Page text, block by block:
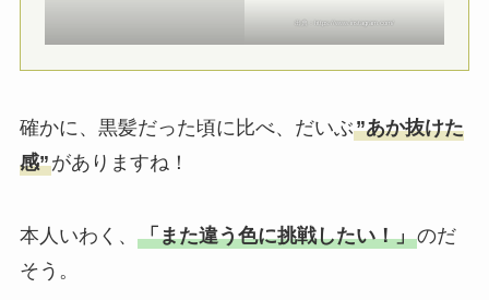
出典：https://www.instagram.com/
確かに、黒髪だった頃に比べ、だいぶ”あか抜けた
感”がありますね！
本人いわく、 「また違う色に挑戦したい！」のだ
そう。